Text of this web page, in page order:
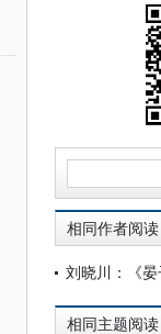
相同作者阅读
相同主题阅读